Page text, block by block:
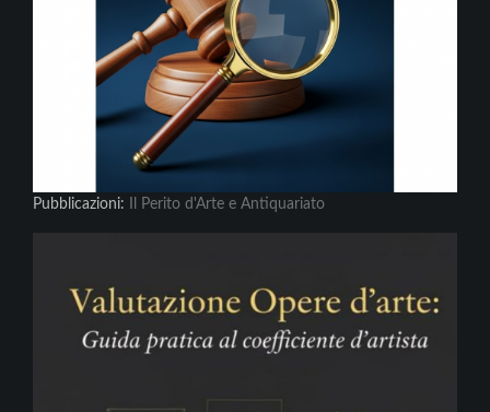
Pubblicazioni: Il Perito d'Arte e Antiquariato